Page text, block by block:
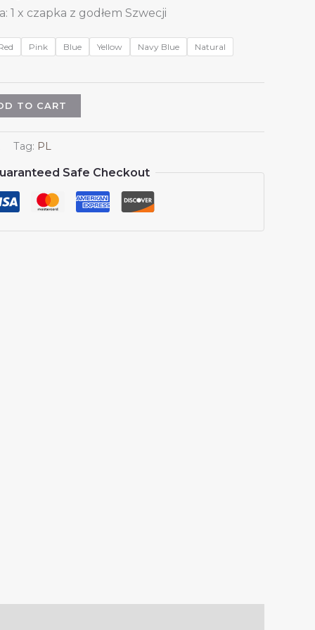
1 x czapka z godłem Szwecji
Pink Blue Yellow Navy Blue Natural
TO CART
Tag: PL
Safe Checkout